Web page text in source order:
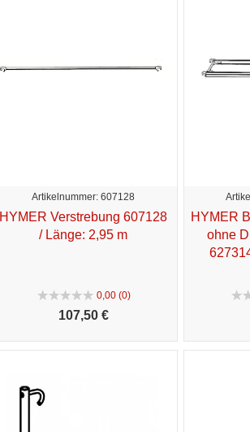
Artikelnummer: 607128
HYMER Verstrebung 607128
/ Länge: 2,95 m
0,00 (0)
107,50 €
HYMER
ohne